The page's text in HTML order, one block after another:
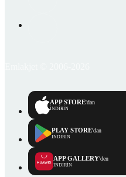
APP STORE'dan
İNDİRİN
PLAY STORE'dan
İNDİRİN
APP GALLERY'den
İNDİRİN